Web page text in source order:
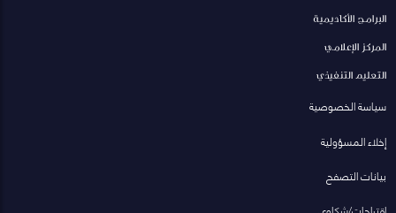
البرامج الأكاديمية
المركز الإعلامي
التعليم التنفيذي
سياسة الخصوصية
إخلاء المسؤولية
بيانات التصفح